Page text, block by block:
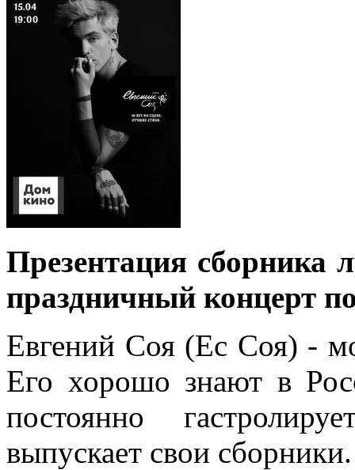
Презентация сборника
праздничный концерт
Евгений Соя (Ес Соя) -
Его хорошо знают в
постоянно
выпускает свои сборники.